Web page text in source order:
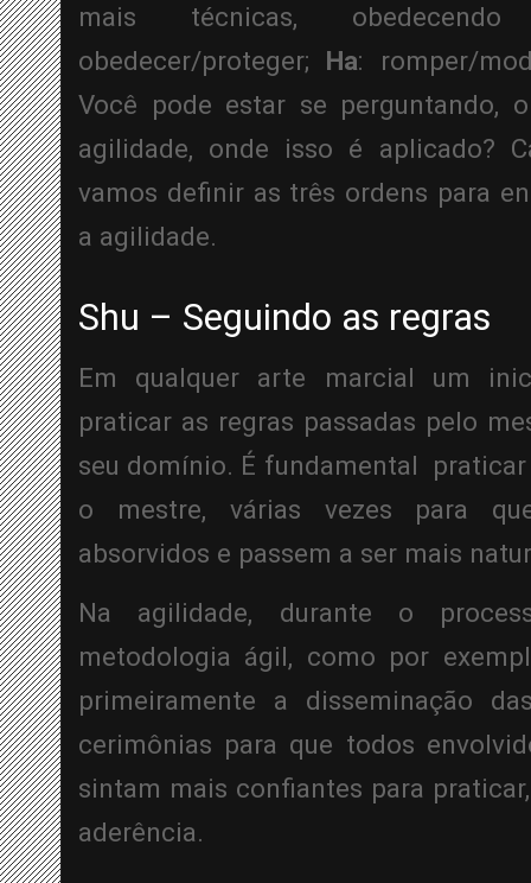
mais técnicas,
obedecer/proteger; Ha: romper/
Você pode estar se perguntando,
agilidade, onde isso é aplicado?
vamos definir as três ordens para
a agilidade.
Shu – Seguindo as regras
Em qualquer arte marcial um
praticar as regras passadas pelo
seu domínio. É fundamental
o mestre, várias vezes para
absorvidos e passem a ser mais
Na agilidade, durante o
metodologia ágil, como por
primeiramente a disseminação
cerimônias para que todos
sintam mais confiantes para
aderência.